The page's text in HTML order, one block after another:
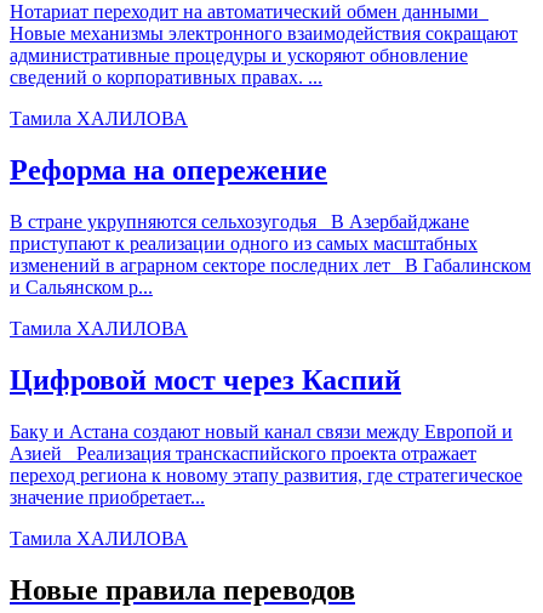
Нотариат переходит на автоматический обмен данными
Новые механизмы электронного взаимодействия сокращают
административные процедуры и ускоряют обновление
сведений о корпоративных правах. ...
Тамила ХАЛИЛОВА
Реформа на опережение
В стране укрупняются сельхозугодья В Азербайджане
приступают к реализации одного из самых масштабных
изменений в аграрном секторе последних лет В Габалинском
и Сальянском р...
Тамила ХАЛИЛОВА
Цифровой мост через Каспий
Баку и Астана создают новый канал связи между Европой и
Азией Реализация транскаспийского проекта отражает
переход региона к новому этапу развития, где стратегическое
значение приобретает...
Тамила ХАЛИЛОВА
Новые правила переводов